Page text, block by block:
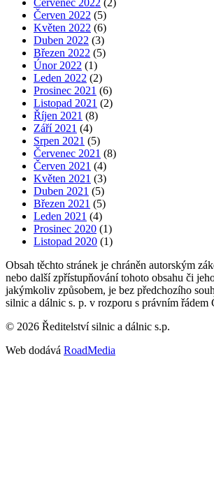
Červen 2022 (5)
Květen 2022 (6)
Duben 2022 (3)
Březen 2022 (5)
Únor 2022 (1)
Leden 2022 (2)
Prosinec 2021 (6)
Listopad 2021 (2)
Říjen 2021 (8)
Září 2021 (4)
Srpen 2021 (5)
Červenec 2021 (8)
Červen 2021 (4)
Květen 2021 (3)
Duben 2021 (5)
Březen 2021 (5)
Leden 2021 (4)
Prosinec 2020 (1)
Listopad 2020 (1)
Obsah těchto stránek je chráněn autorským
nebo další zpřístupňování tohoto obsahu či
jakýmkoliv způsobem, je bez předchozího
silnic a dálnic s. p. v rozporu s právním řádem
© 2026 Ředitelství silnic a dálnic s.p.
Web dodává RoadMedia